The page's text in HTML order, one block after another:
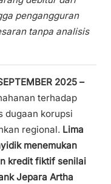
pengangguran
tanpa analisis
2025 –
terhadap
dugaan korupsi
regional. Lima
menemukan
kredit fiktif senilai
Jepara Artha